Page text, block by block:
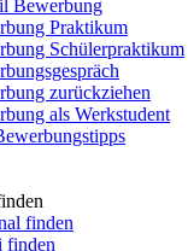
Bewerbung
Praktikum
Schülerpraktikum
zurückziehen
als Werkstudent
finden
finden